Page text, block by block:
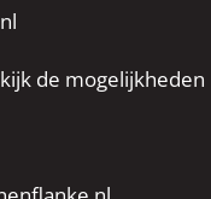
de mogelijkheden